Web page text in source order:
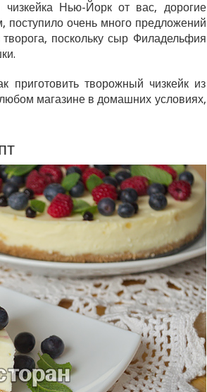
чизкейка Нью-Йорк от вас, дорогие
поступило очень много предложений
поскольку сыр Филадельфия
приготовить творожный чизкейк из
магазине в домашних условиях,